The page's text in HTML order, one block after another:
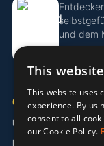
und dem
Island
UNTERNEHMEN
Über uns
Partner
This
This website uses
experience. By
consent to all
our Cookie Policy.